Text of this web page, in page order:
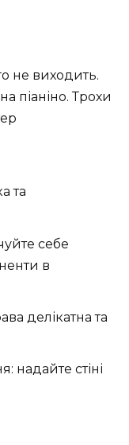
не виходить.
піаніно. Трохи
та
себе
в
делікатна та
надайте стіні